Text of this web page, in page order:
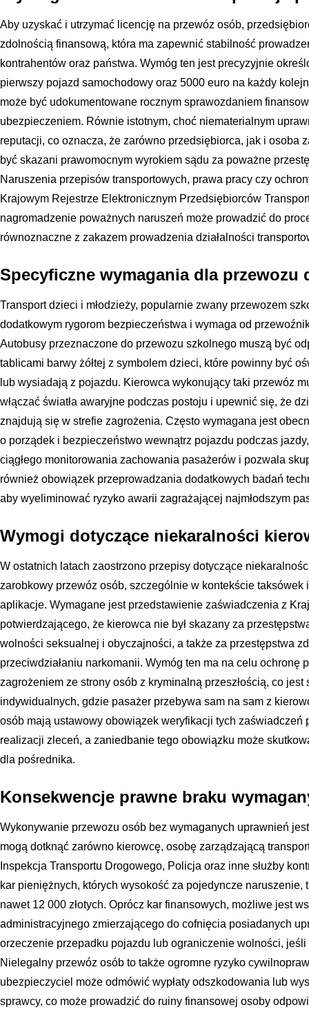
Aby uzyskać i utrzymać licencję na przewóz osób,
zdolnością finansową, która ma zapewnić stabilność
kontrahentów oraz państwa. Wymóg ten jest precyzyjnie
pierwszy pojazd samochodowy oraz 5000 euro na każdy
może być udokumentowane rocznym sprawozdaniem
ubezpieczeniem. Równie istotnym, choć niematerialnym
reputacji, co oznacza, że zarówno przedsiębiorca, jak i osoba
być skazani prawomocnym wyrokiem sądu za poważne
Naruszenia przepisów transportowych, prawa pracy czy
Krajowym Rejestrze Elektronicznym Przedsiębiorców
nagromadzenie poważnych naruszeń może prowadzić do
równoznaczne z zakazem prowadzenia działalności
Specyficzne wymagania dla przewozu
Transport dzieci i młodzieży, popularnie zwany przewozem
dodatkowym rygorom bezpieczeństwa i wymaga od
Autobusy przeznaczone do przewozu szkolnego muszą być
tablicami barwy żółtej z symbolem dzieci, które powinny być
lub wysiadają z pojazdu. Kierowca wykonujący taki przewóz
włączać światła awaryjne podczas postoju i upewnić się, że
znajdują się w strefie zagrożenia. Często wymagana jest
o porządek i bezpieczeństwo wewnątrz pojazdu podczas
ciągłego monitorowania zachowania pasażerów i pozwala
również obowiązek przeprowadzania dodatkowych badań
aby wyeliminować ryzyko awarii zagrażającej najmłodszym
Wymogi dotyczące niekaralności
W ostatnich latach zaostrzono przepisy dotyczące
zarobkowy przewóz osób, szczególnie w kontekście
aplikacje. Wymagane jest przedstawienie zaświadczenia z
potwierdzającego, że kierowca nie był skazany za
wolności seksualnej i obyczajności, a także za przestępstwa
przeciwdziałaniu narkomanii. Wymóg ten ma na celu ochronę
zagrożeniem ze strony osób z kryminalną przeszłością, co
indywidualnych, gdzie pasażer przebywa sam na sam z
osób mają ustawowy obowiązek weryfikacji tych zaświadczeń
realizacji zleceń, a zaniedbanie tego obowiązku może
dla pośrednika.
Konsekwencje prawne braku
Wykonywanie przewozu osób bez wymaganych uprawnień
mogą dotknąć zarówno kierowcę, osobę zarządzającą
Inspekcja Transportu Drogowego, Policja oraz inne służby
kar pieniężnych, których wysokość za pojedyncze
nawet 12 000 złotych. Oprócz kar finansowych, możliwe jest
administracyjnego zmierzającego do cofnięcia posiadanych
orzeczenie przepadku pojazdu lub ograniczenie wolności, jeśli
Nielegalny przewóz osób to także ogromne ryzyko
ubezpieczyciel może odmówić wypłaty odszkodowania lub
sprawcy, co może prowadzić do ruiny finansowej osoby